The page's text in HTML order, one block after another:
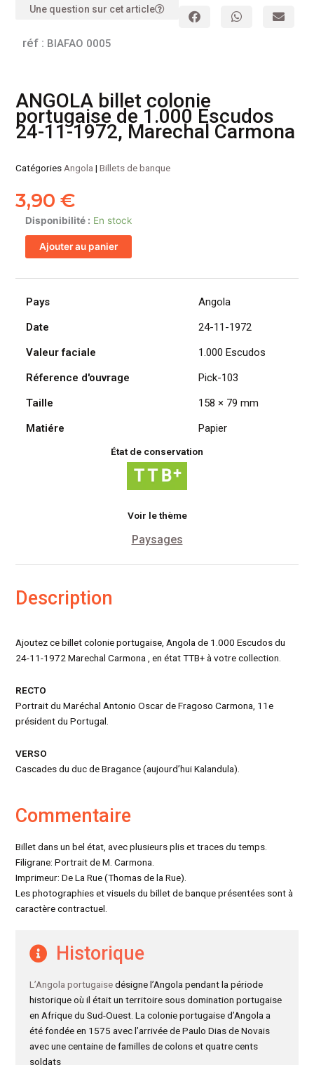
Une question sur cet article
réf : BIAFAO 0005
ANGOLA billet colonie
portugaise de 1.000 Escudos
24-11-1972, Marechal Carmona
CatégoriesAngola |Billets de banque
3,90€
Disponibilité : En stock
quantité
de
ANGOLA
colonie
portugaise
1.000
24-
11-
Marechal
Ajouter au panier
Pays
Angola
Date
24-11-1972
Valeur faciale
1.000 Escudos
Réference d'ouvrage
Pick-103
Taille
158 × 79 mm
Matiére
Papier
État de conservation
Voir le thème
Paysages
Description
Ajoutez ce billet colonie portugaise, Angola de 1.000 Escudos du
24-11-1972 Marechal Carmona , en état TTB+ à votre collection.
RECTO
Portrait du Maréchal Antonio Oscar de Fragoso Carmona, 11e
président du Portugal.
VERSO
Cascades du duc de Bragance (aujourd’hui Kalandula).
Commentaire
Billet dans un bel état, avec plusieurs plis et traces du temps.
Filigrane: Portrait de M. Carmona.
Imprimeur: De La Rue (Thomas de la Rue).
Les photographies et visuels du billet de banque présentées sont à
caractère contractuel.
Historique
L’Angola portugaisedésigne l’Angola pendant la période
historique où il était un territoire sous domination portugaise
en Afrique du Sud-Ouest. La colonie portugaise d’Angola a
été fondée en 1575 avec l’arrivée de Paulo Dias de Novais
avec une centaine de familles de colons et quatre cents
soldats